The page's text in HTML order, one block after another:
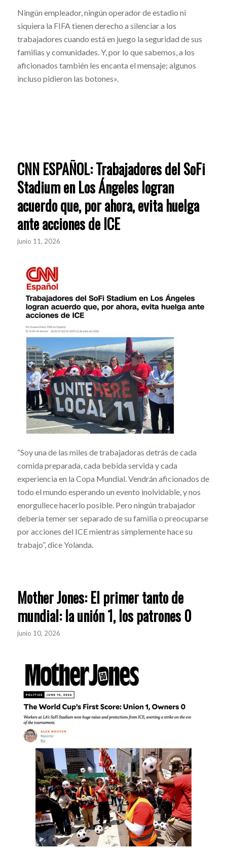
Ningún empleador, ningún operador de estadio ni
siquiera la FIFA tienen derecho a silenciar a los
trabajadores cuando está en juego la seguridad de sus
familias y comunidades. Y, por lo que sabemos, a los
aficionados también les encanta el mensaje; algunos
incluso pidieron las botones».
CNN ESPAÑOL: Trabajadores del SoFi
Stadium en Los Ángeles logran
acuerdo que, por ahora, evita huelga
ante acciones de ICE
junio 11, 2026
“Soy una de las miles de trabajadoras detrás de cada
comida preparada, cada bebida servida y cada
experiencia en la Copa Mundial. Vendrán aficionados de
todo el mundo esperando un evento inolvidable, y nos
enorgullece hacerlo posible. Pero ningún trabajador
debería temer ser separado de su familia o preocuparse
por acciones del ICE mientras simplemente hace su
trabajo”, dice Yolanda.
Mother Jones: El primer tanto de
mundial: la unión 1, los patrones 0
junio 10, 2026